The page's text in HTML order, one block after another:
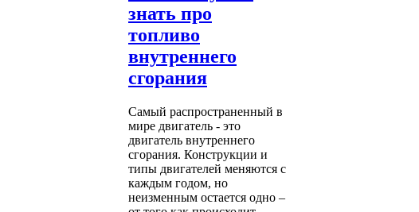
знать про
топливо
внутреннего
сгорания
Самый распространенный в
мире двигатель - это
двигатель внутреннего
сгорания. Конструкции и
типы двигателей меняются с
каждым годом, но
неизменным остается одно –